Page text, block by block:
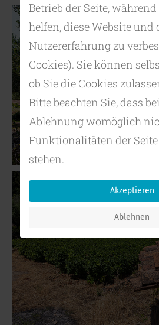
Betrieb der Seite,
helfen, diese Website und
Nutzererfahrung zu
Cookies). Sie können
ob Sie die Cookies
Bitte beachten Sie, dass
Ablehnung womöglich
Funktionalitäten der
stehen.
Akzeptieren
Ablehnen